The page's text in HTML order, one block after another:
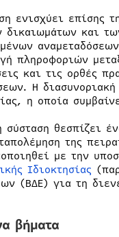
ενισχύει επίσης
δικαιωμάτων και
πληροφοριών
και τις ορθές
Η
η οποία
σύσταση θεσπίζει
της
με την
Ιδιοκτησίας
(ΒΔΕ) για τη
βήματα